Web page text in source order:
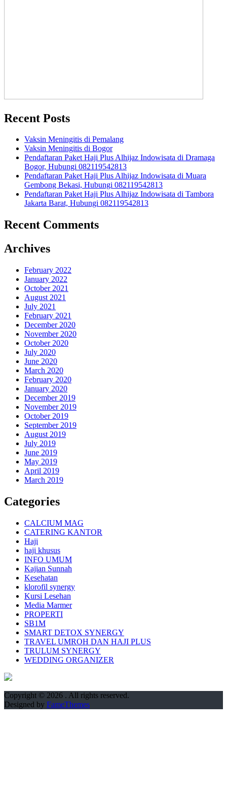
Recent Posts
Vaksin Meningitis di Pemalang
Vaksin Meningitis di Bogor
Pendaftaran Paket Haji Plus Alhijaz Indowisata di Dramaga
Bogor, Hubungi 082119542813
Pendaftaran Paket Haji Plus Alhijaz Indowisata di Muara
Gembong Bekasi, Hubungi 082119542813
Pendaftaran Paket Haji Plus Alhijaz Indowisata di Tambora
Jakarta Barat, Hubungi 082119542813
Recent Comments
Archives
February 2022
January 2022
October 2021
August 2021
July 2021
February 2021
December 2020
November 2020
October 2020
July 2020
June 2020
March 2020
February 2020
January 2020
December 2019
November 2019
October 2019
September 2019
August 2019
July 2019
June 2019
May 2019
April 2019
March 2019
Categories
CALCIUM MAG
CATERING KANTOR
Haji
haji khusus
INFO UMUM
Kajian Sunnah
Kesehatan
klorofil synergy
Kursi Lesehan
Media Marmer
PROPERTI
SB1M
SMART DETOX SYNERGY
TRAVEL UMROH DAN HAJI PLUS
TRULUM SYNERGY
WEDDING ORGANIZER
Copyright © 2026 . All rights reserved.
Designed by FameThemes